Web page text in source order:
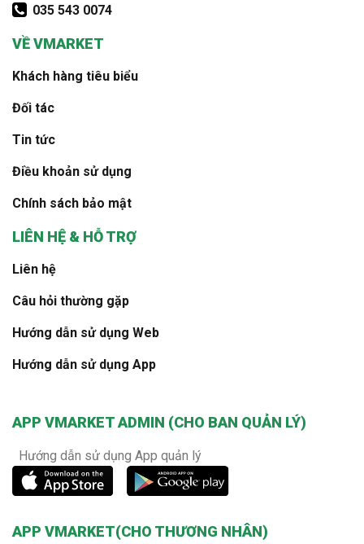
035 543 0074
VỀ VMARKET
Khách hàng tiêu biểu
Đối tác
Tin tức
Điều khoản sử dụng
Chính sách bảo mật
LIÊN HỆ & HỖ TRỢ
Liên hệ
Câu hỏi thường gặp
Hướng dẫn sử dụng Web
Hướng dẫn sử dụng App
APP VMARKET ADMIN (CHO BAN QUẢN LÝ)
Hướng dẫn sử dụng App quản lý
APP VMARKET(CHO THƯƠNG NHÂN)